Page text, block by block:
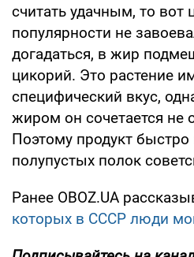
считать удачным, то вот
популярности не
догадаться, в жир
цикорий. Это растение
специфический вкус,
жиром он сочетается не
Поэтому продукт
полупустых полок
Ранее OBOZ.UA
которых в СССР люди